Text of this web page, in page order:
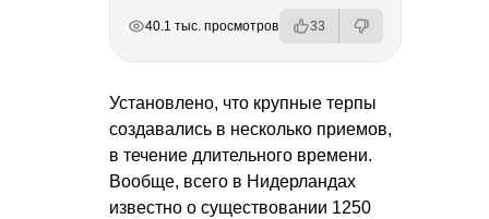
40.1 тыс. просмотров 33
Установлено, что крупные терпы
создавались в несколько приемов,
в течение длительного времени.
Вообще, всего в Нидерландах
известно о существовании 1250